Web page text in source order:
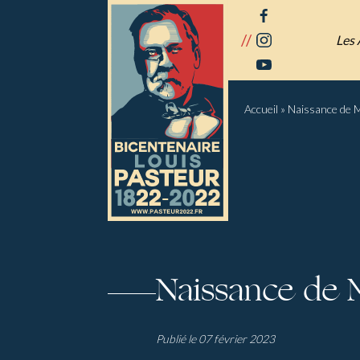
//
facebook
instagram
youtube
Les
Accueil » Naissance de
Naissance de
Publié le 07 février 2023
Panneau de gestion des cookies